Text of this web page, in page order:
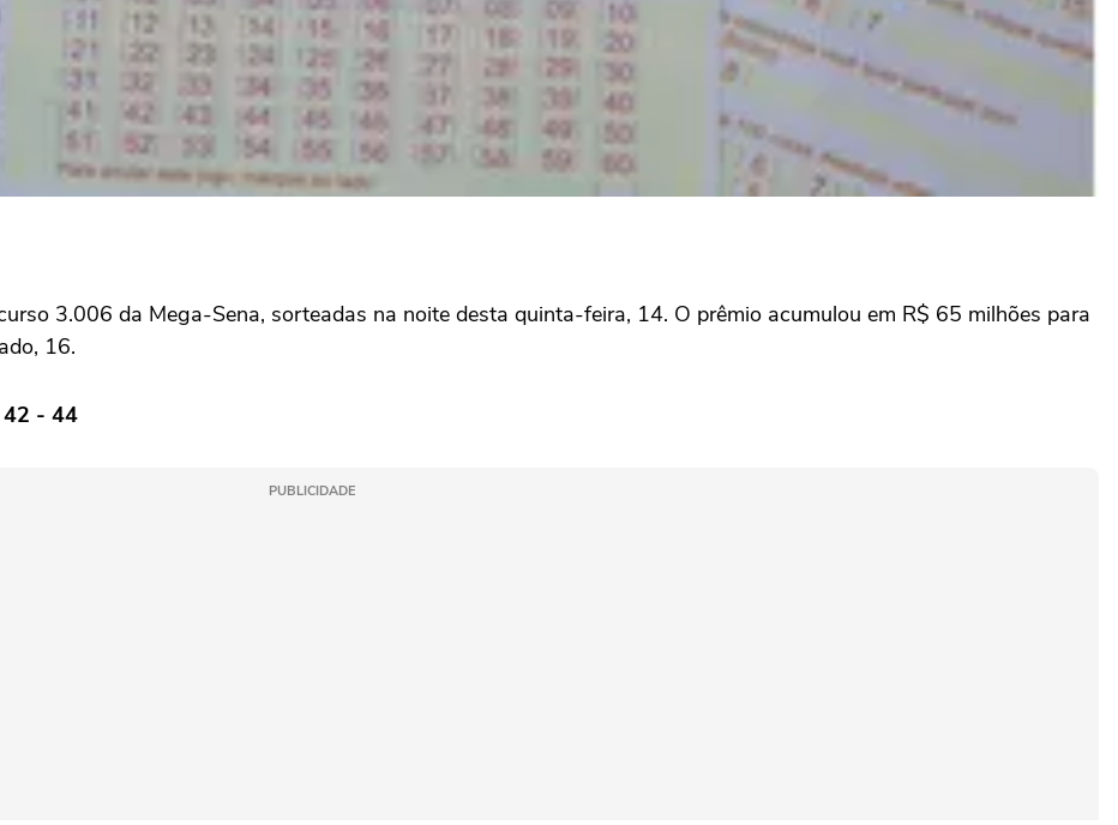
3.006 da Mega-Sena, sorteadas na noite desta quinta-feira, 14. O prêmio acumulou em R$ 65 milhões para
16.
- 44
PUBLICIDADE